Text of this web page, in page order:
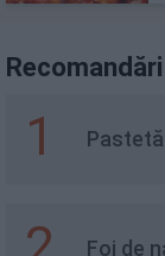
Recomandări
1
Foi de